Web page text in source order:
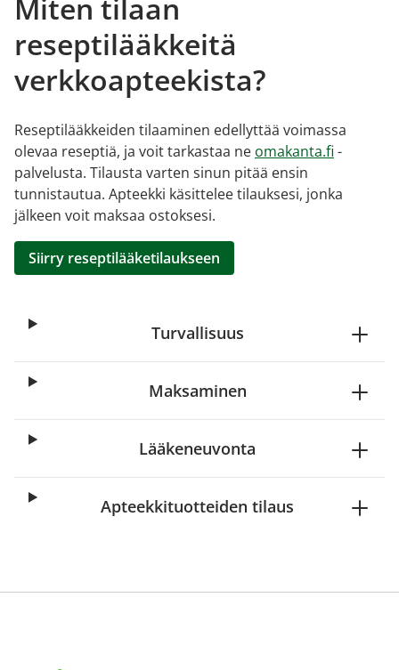
Miten tilaan
reseptilääkkeitä
verkkoapteekista?
Reseptilääkkeiden tilaaminen edellyttää voimassa
olevaa reseptiä, ja voit tarkastaa ne omakanta.fi -
palvelusta. Tilausta varten sinun pitää ensin
tunnistautua. Apteekki käsittelee tilauksesi, jonka
jälkeen voit maksaa ostoksesi.
Siirry reseptilääketilaukseen
Turvallisuus
Maksaminen
Lääkeneuvonta
Apteekkituotteiden tilaus